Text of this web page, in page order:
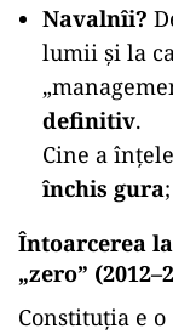
Navalnîi?
lumii și la
definitiv.
Cine a
închis gura
Întoarcerea
„zero”
Constituția e